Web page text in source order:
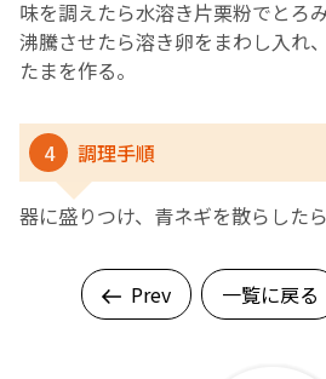
味を調えたら水溶き片栗粉でとろ
沸騰させたら溶き卵をまわし入れ
たまを作る。
4 調理手順
器に盛りつけ、青ネギを散らした
Prev 一覧に戻る